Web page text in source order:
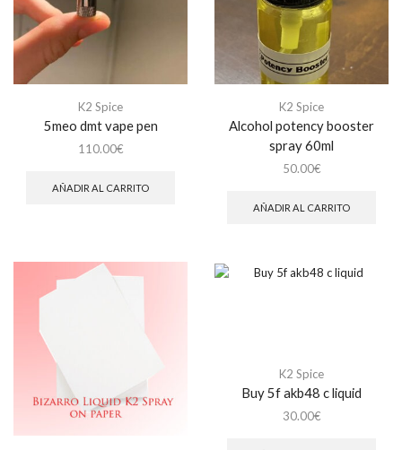
K2 Spice
5meo dmt vape pen
110.00€
AÑADIR AL CARRITO
K2 Spice
Alcohol potency booster
spray 60ml
50.00€
AÑADIR AL CARRITO
K2 Spice
Buy 5f akb48 c liquid
30.00€